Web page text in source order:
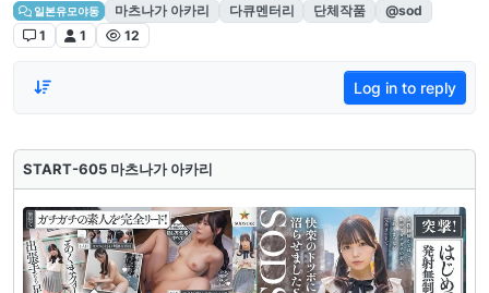
일본유모야동 마츠나가 아카리 다큐멘터리 단체작품
@sod
1
1 12
Log in to reply
START-605 마츠나가 아카리